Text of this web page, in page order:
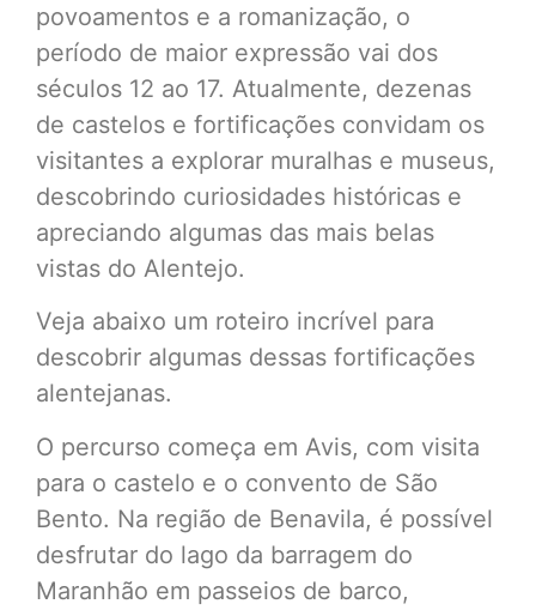
povoamentos e a romanização, o
período de maior expressão vai dos
séculos 12 ao 17. Atualmente, dezenas
de castelos e fortificações convidam os
visitantes a explorar muralhas e museus,
descobrindo curiosidades históricas e
apreciando algumas das mais belas
vistas do Alentejo.
Veja abaixo um roteiro incrível para
descobrir algumas dessas fortificações
alentejanas.
O percurso começa em Avis, com visita
para o castelo e o convento de São
Bento. Na região de Benavila, é possível
desfrutar do lago da barragem do
Maranhão em passeios de barco,